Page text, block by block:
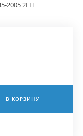
2005 2ГП
В КОРЗИНУ